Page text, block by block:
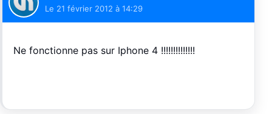
Le 21 février 2012 à 14:29
Ne fonctionne pas sur Iphone 4 !!!!!!!!!!!!!!